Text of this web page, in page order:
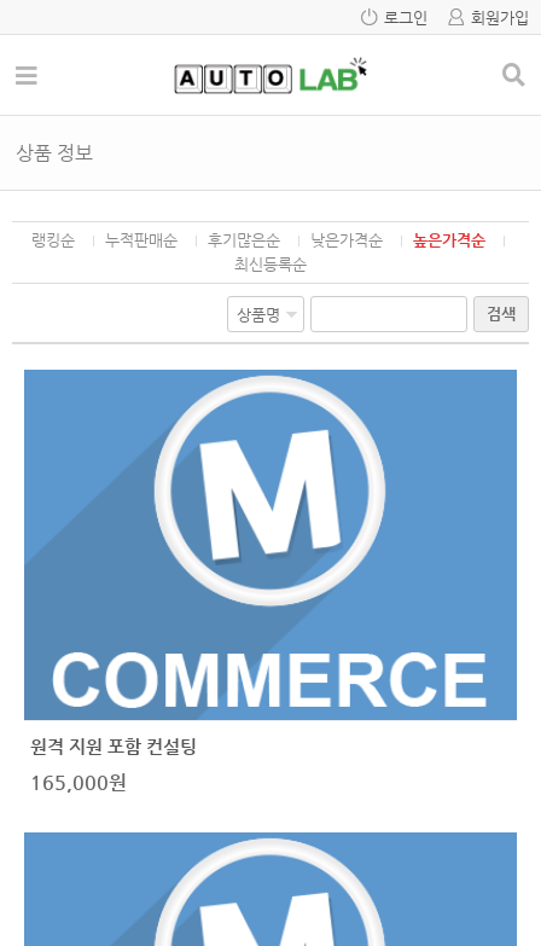
로그인 회원가입
상품 정보
랭킹순 누적판매순 후기많은순 낮은가격순
높은가격순
최신등록순
검색
원격 지원 포함 컨설팅
165,000원